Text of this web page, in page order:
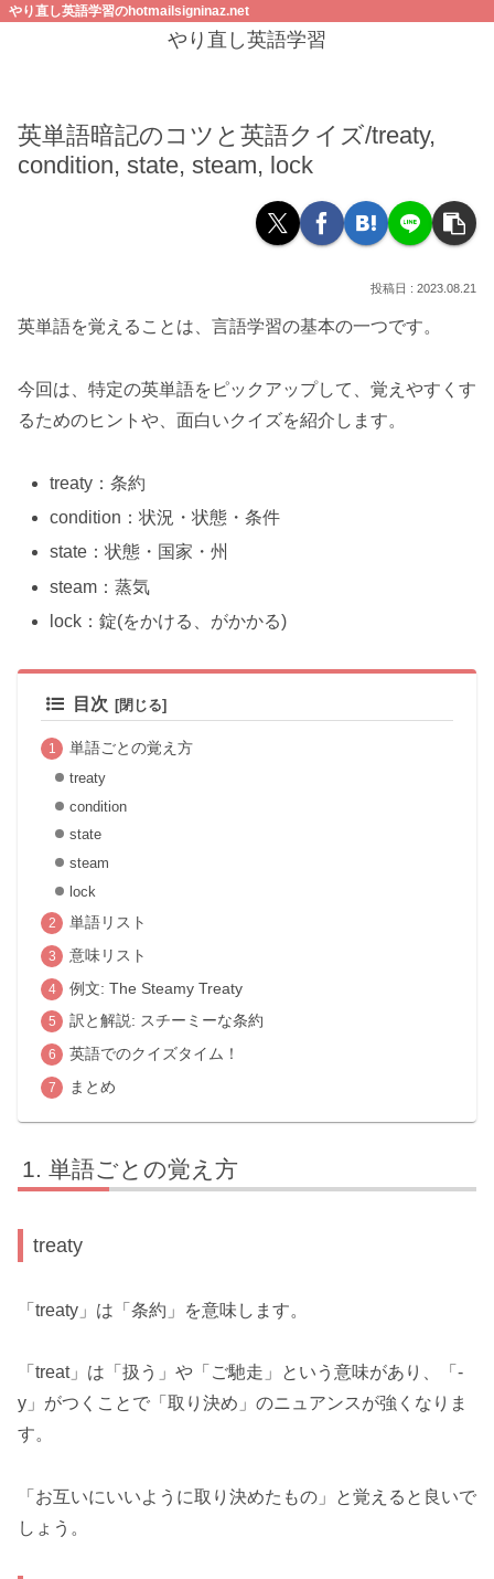
やり直し英語学習のhotmailsigninaz.net
やり直し英語学習
英単語暗記のコツと英語クイズ/treaty,
condition, state, steam, lock
2023.08.21
英単語を覚えることは、言語学習の基本の一つです。
今回は、特定の英単語をピックアップして、覚えやすくす
るためのヒントや、面白いクイズを紹介します。
treaty：条約
condition：状況・状態・条件
state：状態・国家・州
steam：蒸気
lock：錠(をかける、がかかる)
目次
単語ごとの覚え方
treaty
condition
state
steam
lock
単語リスト
意味リスト
例文: The Steamy Treaty
訳と解説: スチーミーな条約
英語でのクイズタイム！
まとめ
単語ごとの覚え方
treaty
「treaty」は「条約」を意味します。
「treat」は「扱う」や「ご馳走」という意味があり、「-
y」がつくことで「取り決め」のニュアンスが強くなりま
す。
「お互いにいいように取り決めたもの」と覚えると良いで
しょう。